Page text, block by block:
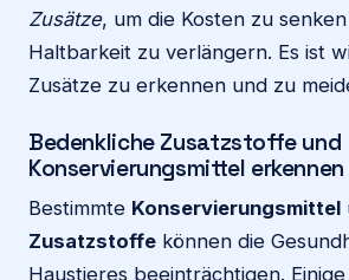
Zusätze, um die Kosten zu
Haltbarkeit zu verlängern. Es ist
Zusätze zu erkennen und zu
Bedenkliche Zusatzstoffe und
Konservierungsmittel erkennen
Bestimmte Konservierungsmittel
Zusatzstoffe können die
Haustieres beeinträchtigen. Einige